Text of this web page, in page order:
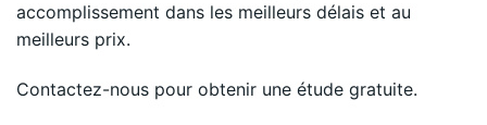
accomplissement dans les meilleurs délais et au
meilleurs prix.
Contactez-nous pour obtenir une étude gratuite.